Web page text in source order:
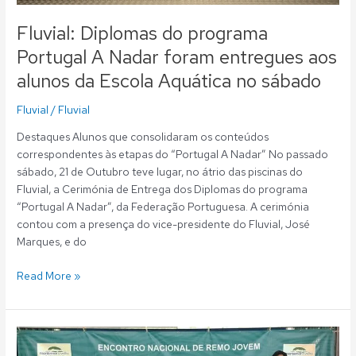
Fluvial: Diplomas do programa
Portugal A Nadar foram entregues aos
alunos da Escola Aquática no sábado
Fluvial / Fluvial
Destaques Alunos que consolidaram os conteúdos
correspondentes às etapas do “Portugal A Nadar” No passado
sábado, 21 de Outubro teve lugar, no átrio das piscinas do
Fluvial, a Cerimónia de Entrega dos Diplomas do programa
“Portugal A Nadar”, da Federação Portuguesa. A cerimónia
contou com a presença do vice-presidente do Fluvial, José
Marques, e do
sábado
Read More »
Remo:
Tiago